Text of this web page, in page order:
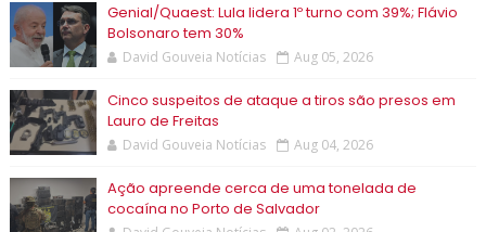
Genial/Quaest: Lula lidera 1º turno com 39%; Flávio
Bolsonaro tem 30%
David Gouveia Notícias Aug 05, 2026
Cinco suspeitos de ataque a tiros são presos em
Lauro de Freitas
David Gouveia Notícias Aug 04, 2026
Ação apreende cerca de uma tonelada de
cocaína no Porto de Salvador